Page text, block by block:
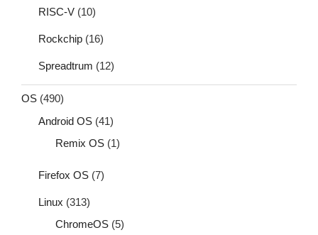
RISC-V (10)
Rockchip (16)
Spreadtrum (12)
OS (490)
Android OS (41)
Remix OS (1)
Firefox OS (7)
Linux (313)
ChromeOS (5)